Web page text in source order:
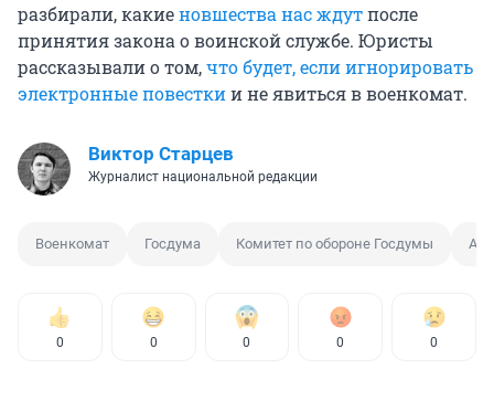
разбирали, какиеновшества нас ждутпосле
принятия закона о воинской службе. Юристы
рассказывали о том,что будет, если игнорировать
электронные повесткии не явиться в военкомат.
Виктор Старцев
Журналист национальной редакции
Военкомат Госдума Комитет по обороне Госдумы
0 0 0 0 0